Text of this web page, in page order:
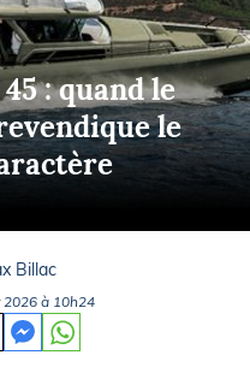
: quand le
le
Billac
à 10h24